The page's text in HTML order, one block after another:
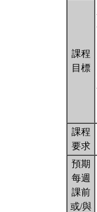
課程
目標
課程
要求
預期
每週
課前
或/與